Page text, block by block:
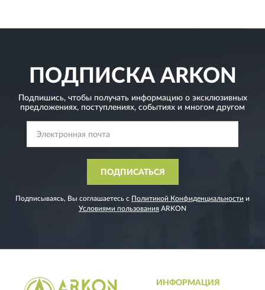
ПОДПИСКАARKON
Подпишись, чтобы получать информацию о эксклюзивных
предложениях, поступлениях, событиях и многом другом
ПОДПИСАТЬСЯ
Подписываясь, Вы соглашаетесь с Политикой Конфиденциальности и
Условиями пользования ARKON
ИНФОРМАЦИЯ